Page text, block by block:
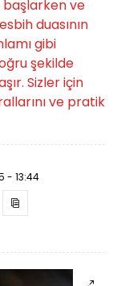
başlarken ve
duasının
gibi
şekilde
Sizler için
ve pratik
- 13:44